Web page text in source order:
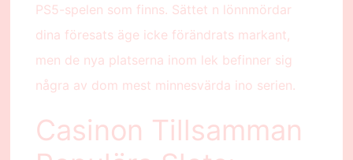
PS5-spelen som finns. Sättet n lönnmördar
dina föresats äge icke förändrats markant,
men de nya platserna inom lek befinner sig
några av dom mest minnesvärda ino serien.
Casinon Tillsamman